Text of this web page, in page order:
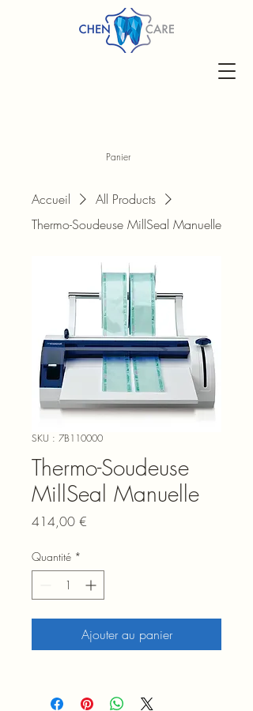
Panier
Accueil
All Products
Thermo-Soudeuse MillSeal Manuelle
SKU : 7B110000
Thermo-Soudeuse
MillSeal Manuelle
414,00 €
Quantité *
Ajouter au panier